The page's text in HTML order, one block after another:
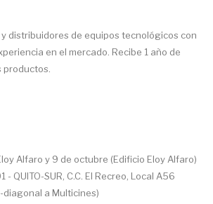
distribuidores de equipos tecnológicos con
en el mercado. Recibe 1 año de
productos.
Alfaro y 9 de octubre (Edificio Eloy Alfaro)
- QUITO-SUR, C.C. El Recreo, Local A56
a Multicines)